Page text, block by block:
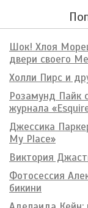
Шок! Хлоя
двери своего
Холли Пирс и
Розамунд Пайк
журнала
Джессика
My Place»
Виктория
Фотосессия
бикини